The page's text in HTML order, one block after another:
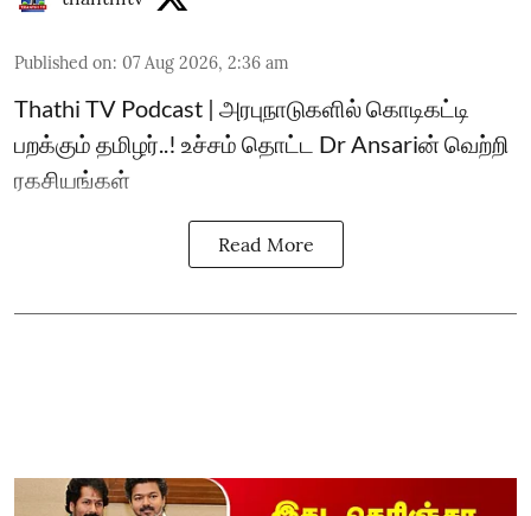
Published on: 07 Aug 2026, 2:36 am
Thathi TV Podcast | அரபுநாடுகளில் கொடிகட்டி
பறக்கும் தமிழர்..! உச்சம் தொட்ட Dr Ansariன் வெற்றி
ரகசியங்கள்
Read More